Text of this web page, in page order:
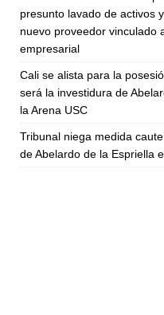
presunto lavado de activos
nuevo proveedor vinculado
empresarial
Cali se alista para la
será la investidura de
la Arena USC
Tribunal niega medida
de Abelardo de la Espriella